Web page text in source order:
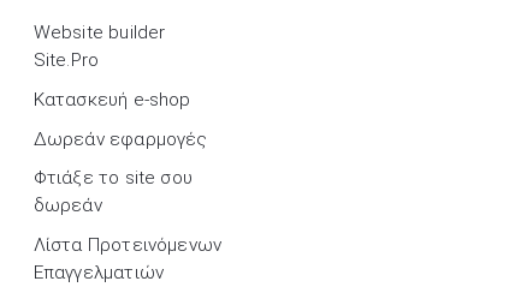
Website builder
Site.Pro
Kατασκευή e-shop
Δωρεάν εφαρμογές
Φτιάξε το site σου
δωρεάν
Λίστα Προτεινόμενων
Επαγγελματιών